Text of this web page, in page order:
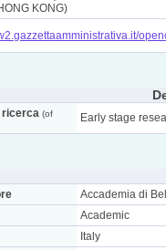
KONG)
ricerca (of
Early stage
Accademia di
Academic
Italy